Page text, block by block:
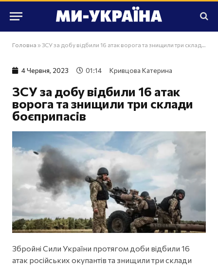
Головна » ЗСУ за добу відбили 16 атак ворога та знищили три склади боєприпасів
4 Червня, 2023 01:14 Кривцова Катерина
ЗСУ за добу відбили 16 атак
ворога та знищили три склади
боєприпасів
Збройні Сили України протягом доби відбили 16
атак російських окупантів та знищили три склади